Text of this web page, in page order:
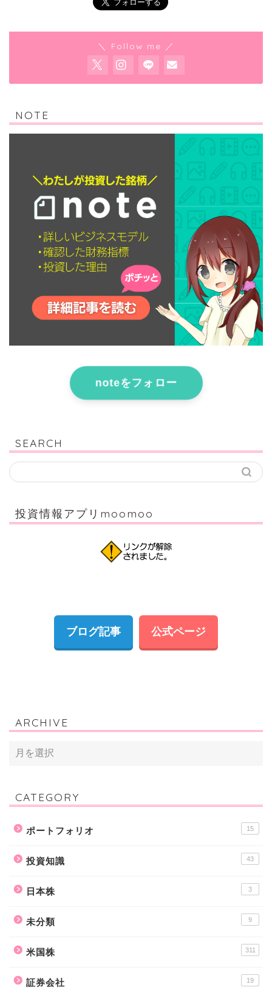
＼ Follow me ／
NOTE
noteをフォロー
SEARCH
投資情報アプリmoomoo
ブログ記事 公式ページ
ARCHIVE
CATEGORY
ポートフォリオ 15
投資知識 43
日本株 3
未分類 9
米国株 311
証券会社 19